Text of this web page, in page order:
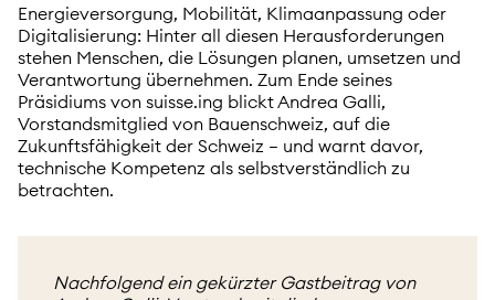
Energieversorgung, Mobilität, Klimaanpassung oder
Digitalisierung: Hinter all diesen Herausforderungen
stehen Menschen, die Lösungen planen, umsetzen und
Verantwortung übernehmen. Zum Ende seines
Präsidiums von suisse.ing blickt Andrea Galli,
Vorstandsmitglied von Bauenschweiz, auf die
Zukunftsfähigkeit der Schweiz – und warnt davor,
technische Kompetenz als selbstverständlich zu
betrachten.
Nachfolgend ein gekürzter Gastbeitrag von